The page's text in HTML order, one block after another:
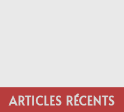
ARTICLES RÉCENTS